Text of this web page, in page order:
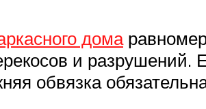
дома
и
обвязка